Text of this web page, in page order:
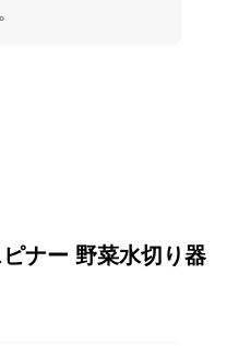
ナー 野菜水切り器